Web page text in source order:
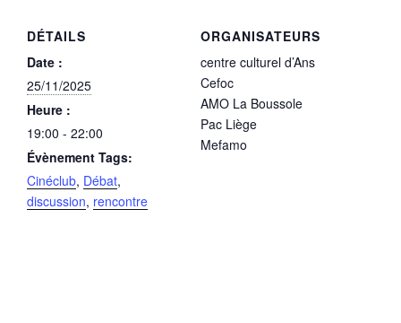
DÉTAILS
Date :
25/11/2025
Heure :
19:00 - 22:00
Évènement Tags:
Cinéclub, Débat,
discussion, rencontre
ORGANISATEURS
centre culturel d’Ans
Cefoc
AMO La Boussole
Pac Liège
Mefamo